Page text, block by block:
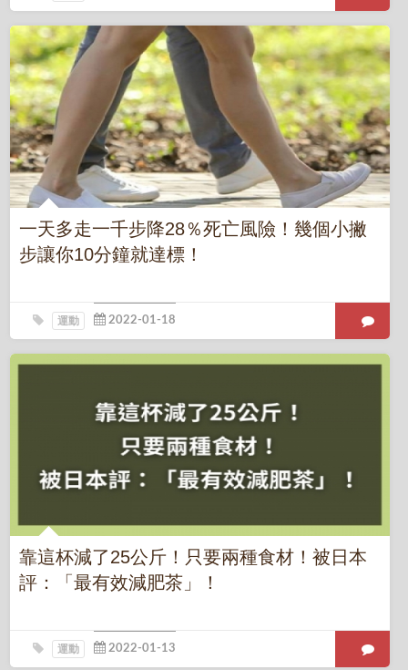
一天多走一千步降28％死亡風險！幾個小撇
步讓你10分鐘就達標！
運動
靠這杯減了25公斤！只要兩種食材！被日本
評：「最有效減肥茶」！
運動